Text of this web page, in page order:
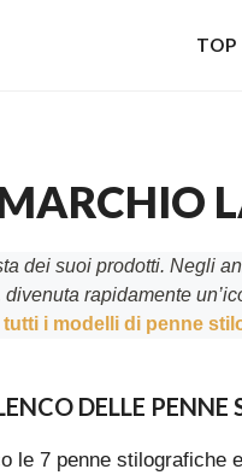
TOP
dei suoi prodotti. Negli
divenuta rapidamente
i modelli di penne
DELLE
le 7 penne stilografiche